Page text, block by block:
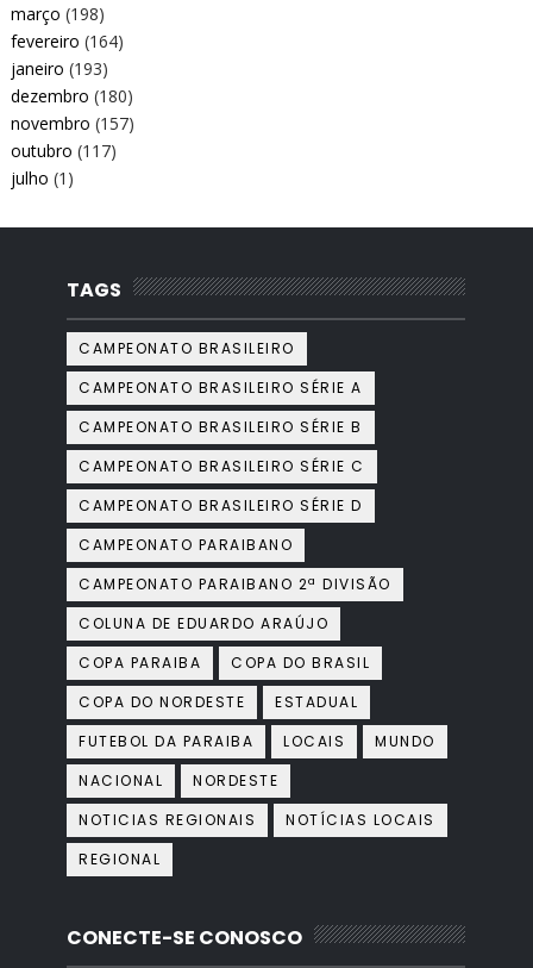
março (198)
fevereiro (164)
janeiro (193)
dezembro (180)
novembro (157)
outubro (117)
julho (1)
TAGS
CAMPEONATO BRASILEIRO
CAMPEONATO BRASILEIRO SÉRIE A
CAMPEONATO BRASILEIRO SÉRIE B
CAMPEONATO BRASILEIRO SÉRIE C
CAMPEONATO BRASILEIRO SÉRIE D
CAMPEONATO PARAIBANO
CAMPEONATO PARAIBANO 2ª DIVISÃO
COLUNA DE EDUARDO ARAÚJO
COPA PARAIBA
COPA DO BRASIL
COPA DO NORDESTE
ESTADUAL
FUTEBOL DA PARAIBA
LOCAIS
MUNDO
NACIONAL
NORDESTE
NOTICIAS REGIONAIS
NOTÍCIAS LOCAIS
REGIONAL
CONECTE-SE CONOSCO